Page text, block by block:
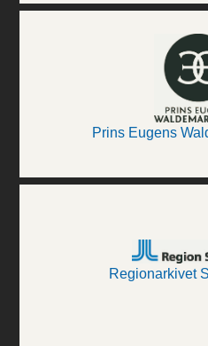
Prins Eugens
Regionarkivet